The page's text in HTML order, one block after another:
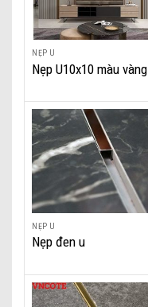
NẸP U
Nẹp U10x10 màu vàng
NẸP U
Nẹp đen u